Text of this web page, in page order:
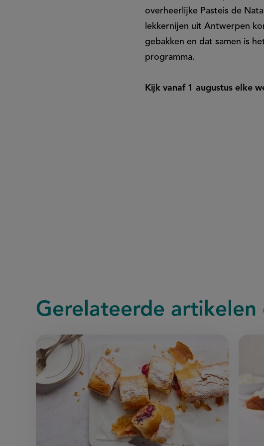
overheerlijke Pasteis de
lekkernijen uit Antwerpen
gebakken en dat samen is
programma.
Kijk vanaf 1 augustus elke
Gerelateerde artikelen